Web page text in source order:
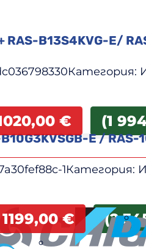
RAS-B13S4KVG-E/
Категория:
€ (1
E / RAS-
1Категория:
1199,00 € (2